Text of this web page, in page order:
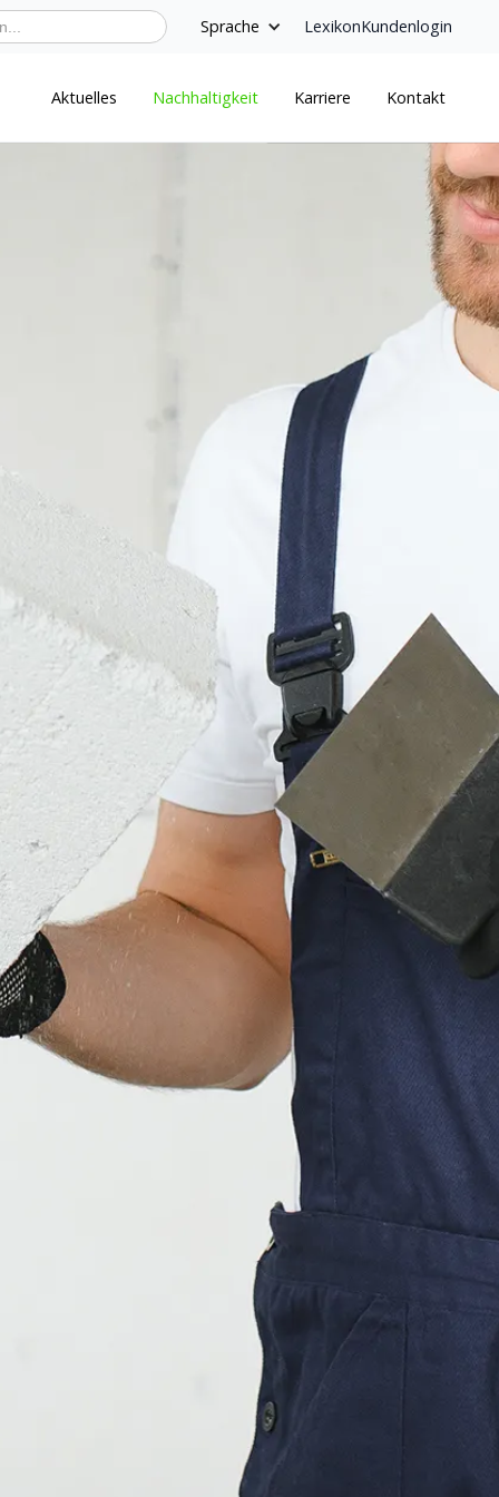
Sprache LexikonKundenlogin
Aktuelles Nachhaltigkeit Karriere Kontakt